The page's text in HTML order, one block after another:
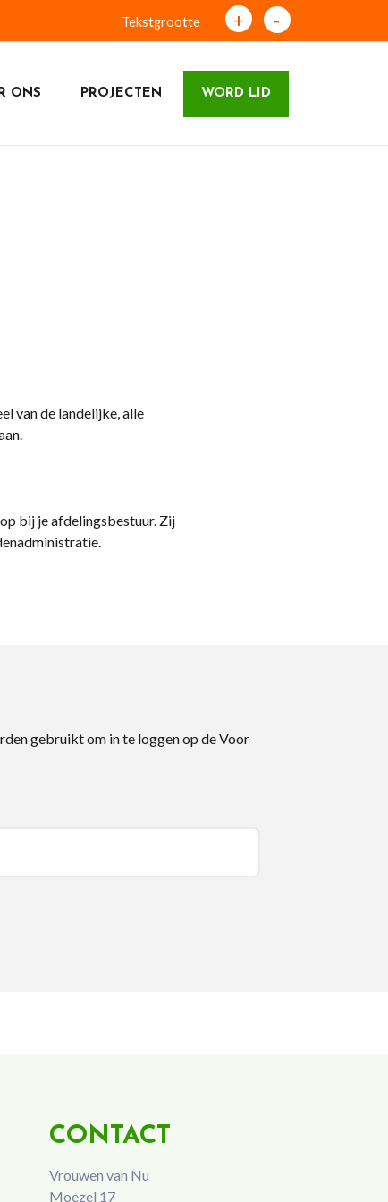
Tekstgrootte + -
ONS PROJECTEN WORD LID
van de landelijke, alle
bij je afdelingsbestuur. Zij
gebruikt om in te loggen op de Voor
CONTACT
Vrouwen van Nu
Moezel 17